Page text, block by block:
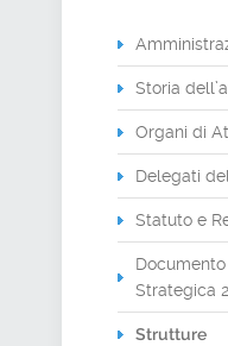
Storia
Organi di
Delegati
Statuto e
Strategica
Strutture